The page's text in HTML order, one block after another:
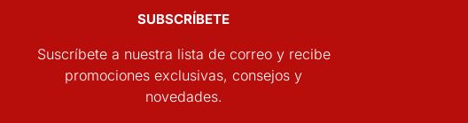
SUBSCRÍBETE
Suscríbete a nuestra lista de correo y recibe
promociones exclusivas, consejos y
novedades.